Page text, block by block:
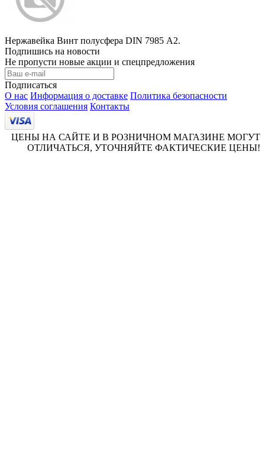
Нержавейка Винт полусфера DIN 7985 А2.
Подпишись на новости
Не пропусти новые акции и спецпредложения
Подписаться
О нас Информация о доставке Политика безопасности
Условия соглашения Контакты
ЦЕНЫ НА САЙТЕ И В РОЗНИЧНОМ МАГАЗИНЕ МОГУТ
ОТЛИЧАТЬСЯ, УТОЧНЯЙТЕ ФАКТИЧЕСКИЕ ЦЕНЫ!